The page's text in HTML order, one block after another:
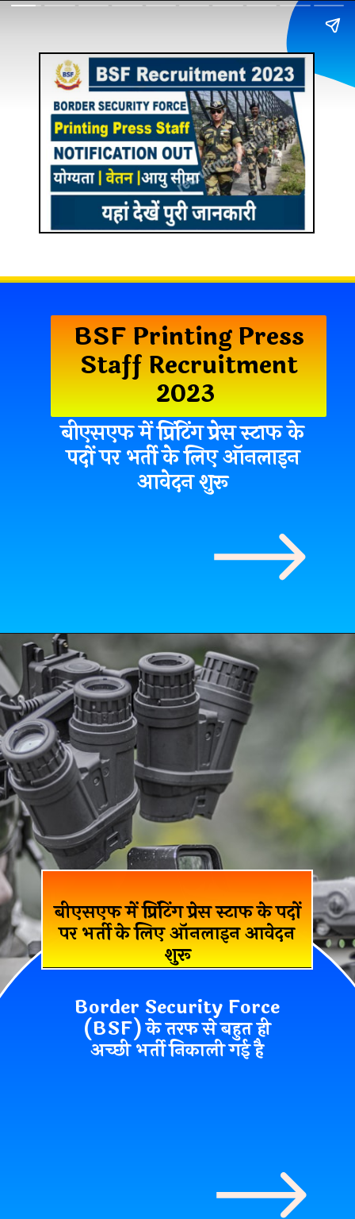
BSF Printing Press
Staff Recruitment
2023
बीएसएफ में प्रिंटिंग प्रेस स्टाफ के
पदों पर भर्ती के लिए ऑनलाइन
आवेदन शुरू
बीएसएफ में प्रिंटिंग प्रेस स्टाफ के पदों
पर भर्ती के लिए ऑनलाइन आवेदन
शुरू
Border Security Force
(BSF) के तरफ से बहुत ही
अच्छी भर्ती निकाली गई है